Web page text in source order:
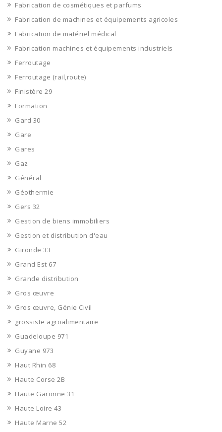
Fabrication de cosmétiques et parfums
Fabrication de machines et équipements agricoles
Fabrication de matériel médical
Fabrication machines et équipements industriels
Ferroutage
Ferroutage (rail,route)
Finistère 29
Formation
Gard 30
Gare
Gares
Gaz
Général
Géothermie
Gers 32
Gestion de biens immobiliers
Gestion et distribution d'eau
Gironde 33
Grand Est 67
Grande distribution
Gros œuvre
Gros œuvre, Génie Civil
grossiste agroalimentaire
Guadeloupe 971
Guyane 973
Haut Rhin 68
Haute Corse 2B
Haute Garonne 31
Haute Loire 43
Haute Marne 52